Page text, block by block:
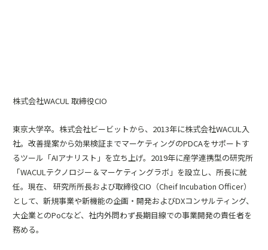
株式会社WACUL 取締役CIO
東京大学卒。株式会社ビービットから、2013年に株式会社WACUL入
社。改善提案から効果検証までマーケティングのPDCAをサポートす
るツール「AIアナリスト」を立ち上げ。2019年に産学連携型の研究所
「WACULテクノロジー＆マーケティングラボ」を設立し、所長に就
任。現在、 研究所所長および取締役CIO（Cheif Incubation Officer）
として、新規事業や新機能の企画・開発およびDXコンサルティング、
大企業とのPoCなど、社内外問わず長期目線での事業開発の責任者を
務める。